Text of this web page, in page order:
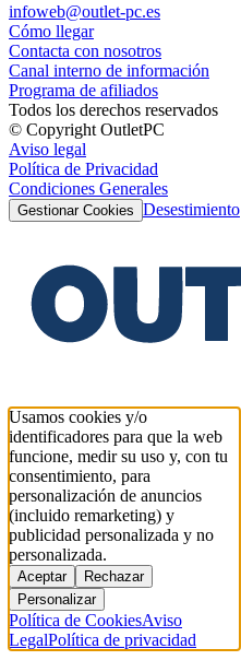
infoweb@outlet-pc.es
Cómo llegar
Contacta con nosotros
Canal interno de información
Programa de afiliados
Todos los derechos reservados
© Copyright OutletPC
Aviso legal
Política de Privacidad
Condiciones Generales
Gestionar Cookies Desestimiento
Usamos cookies y/o
identificadores para que la web
funcione, medir su uso y, con tu
consentimiento, para
personalización de anuncios
(incluido remarketing) y
publicidad personalizada y no
personalizada.
Aceptar
Rechazar
Personalizar
Política de CookiesAviso
LegalPolítica de privacidad